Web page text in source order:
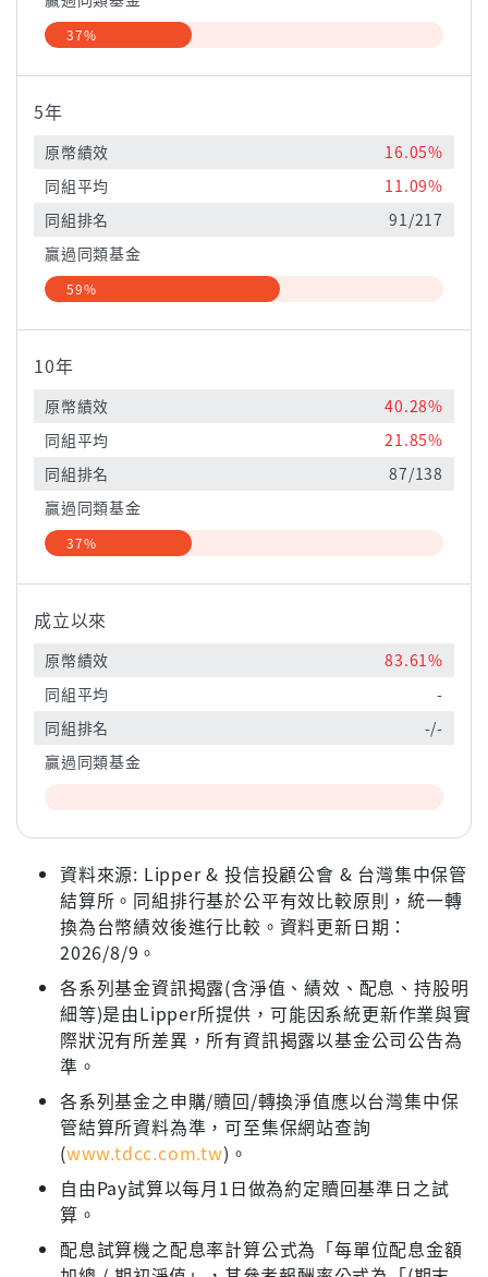
37%
5年
原幣績效
16.05%
同組平均
11.09%
同組排名
91/217
贏過同類基金
59%
10年
原幣績效
40.28%
同組平均
21.85%
同組排名
87/138
贏過同類基金
37%
成立以來
原幣績效
83.61%
同組平均
-
同組排名
-/-
贏過同類基金
資料來源: Lipper & 投信投顧公會 & 台灣集中保管
結算所。同組排行基於公平有效比較原則，統一轉
換為台幣績效後進行比較。資料更新日期：
2026/8/9。
各系列基金資訊揭露(含淨值、績效、配息、持股明
細等)是由Lipper所提供，可能因系統更新作業與實
際狀況有所差異，所有資訊揭露以基金公司公告為
準。
各系列基金之申購/贖回/轉換淨值應以台灣集中保
管結算所資料為準，可至集保網站查詢
(www.tdcc.com.tw)。
自由Pay試算以每月1日做為約定贖回基準日之試
算。
配息試算機之配息率計算公式為「每單位配息金額